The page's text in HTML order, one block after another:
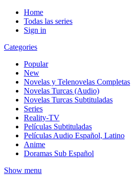
Home
Todas las series
Sign in
Categories
Popular
New
Novelas y Telenovelas Completas
Novelas Turcas (Audio)
Novelas Turcas Subtituladas
Series
Reality-TV
Películas Subtituladas
Películas Audio Español, Latino
Anime
Doramas Sub Español
Show menu